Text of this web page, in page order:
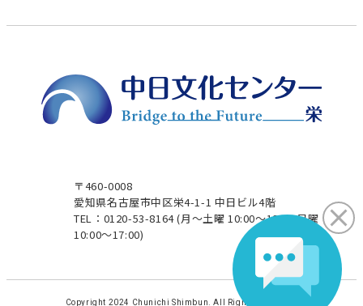
〒460-0008
愛知県名古屋市中区栄4-1-1 中日ビル4階
TEL：0120-53-8164(月～土曜 10:00～19:00 日曜
10:00～17:00)
Copyright 2024 Chunichi Shimbun. All Rights Reserved.